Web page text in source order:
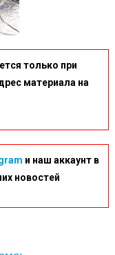
только при
материала на
и наш аккаунт в
новостей